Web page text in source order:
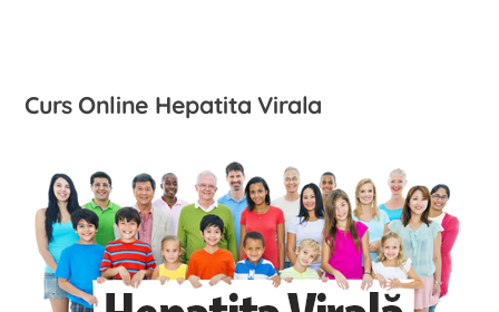
Curs Online Hepatita Virala